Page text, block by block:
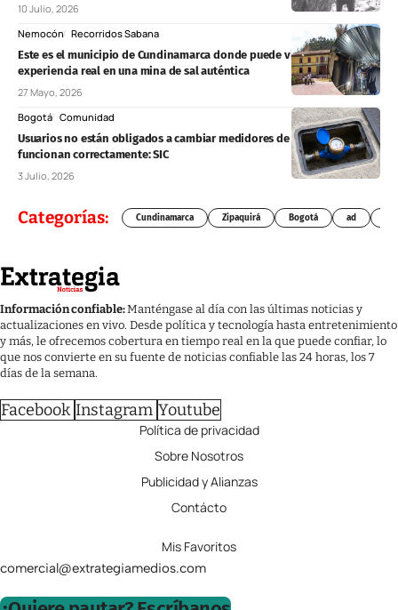
10 Julio, 2026
Nemocón Recorridos Sabana
Este es el municipio de Cundinamarca donde puede vivir una
experiencia real en una mina de sal auténtica
27 Mayo, 2026
Bogotá Comunidad
Usuarios no están obligados a cambiar medidores de agua, luz o gas si
funcionan correctamente: SIC
3 Julio, 2026
Categorías: Cundinamarca Zipaquirá Bogotá ad
Información confiable:Manténgase al día con las últimas noticias y
actualizaciones en vivo. Desde política y tecnología hasta entretenimiento
y más, le ofrecemos cobertura en tiempo real en la que puede confiar, lo
que nos convierte en su fuente de noticias confiable las 24 horas, los 7
días de la semana.
Facebook Instagram Youtube
Política de privacidad
Sobre Nosotros
Publicidad y Alianzas
Contácto
Mis Favoritos
comercial@extrategiamedios.com